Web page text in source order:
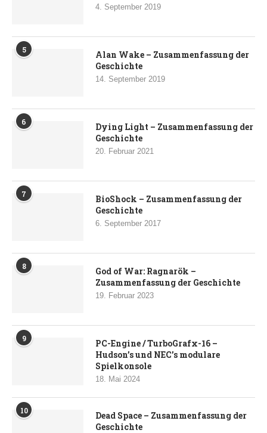
4. September 2019
5
Alan Wake – Zusammenfassung der
Geschichte
14. September 2019
6
Dying Light – Zusammenfassung der
Geschichte
20. Februar 2021
7
BioShock – Zusammenfassung der
Geschichte
6. September 2017
8
God of War: Ragnarök –
Zusammenfassung der Geschichte
19. Februar 2023
9
PC-Engine / TurboGrafx-16 –
Hudson’s und NEC’s modulare
Spielkonsole
18. Mai 2024
10
Dead Space – Zusammenfassung der
Geschichte